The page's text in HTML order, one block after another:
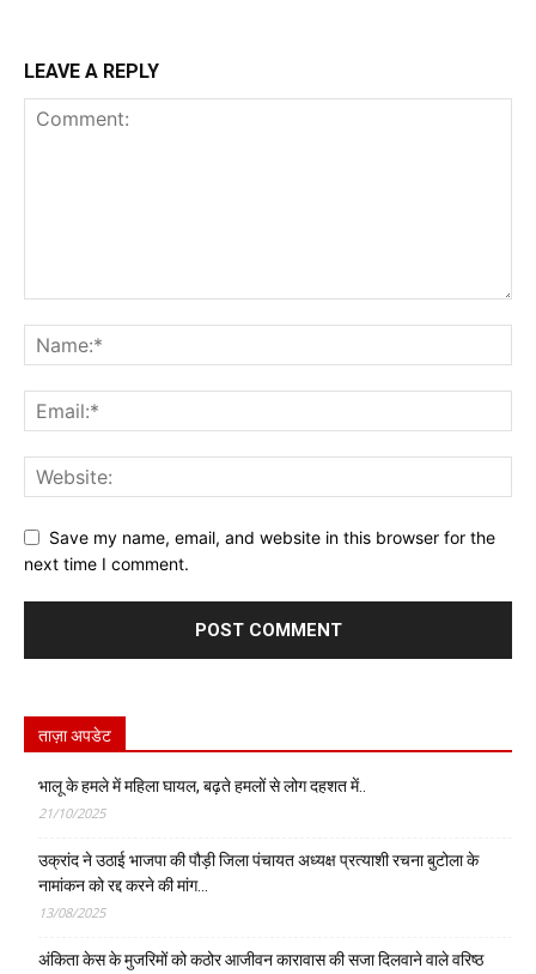
LEAVE A REPLY
Save my name, email, and website in this browser for the
next time I comment.
ताज़ा अपडेट
भालू के हमले में महिला घायल, बढ़ते हमलों से लोग दहशत में..
21/10/2025
उक्रांद ने उठाई भाजपा की पौड़ी जिला पंचायत अध्यक्ष प्रत्याशी रचना बुटोला के
नामांकन को रद्द करने की मांग…
13/08/2025
अंकिता केस के मुजरिमों को कठोर आजीवन कारावास की सजा दिलवाने वाले वरिष्ठ